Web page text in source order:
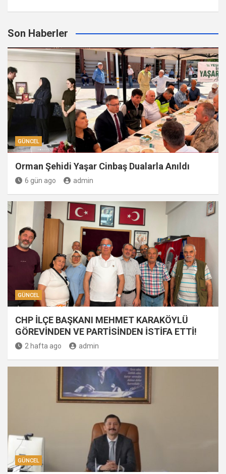
Son Haberler
GÜNCEL
Orman Şehidi Yaşar Cinbaş Dualarla Anıldı
6 gün ago admin
GÜNCEL
CHP İLÇE BAŞKANI MEHMET KARAKÖYLÜ
GÖREVİNDEN VE PARTİSİNDEN İSTİFA ETTİ!
2 hafta ago admin
GÜNCEL